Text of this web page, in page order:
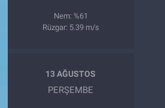
Nem: %61
Rüzgar: 5.39 m/s
13 AĞUSTOS
PERŞEMBE